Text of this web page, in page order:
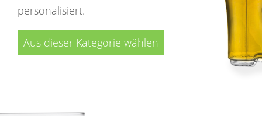
personalisiert.
Aus dieser Kategorie wählen